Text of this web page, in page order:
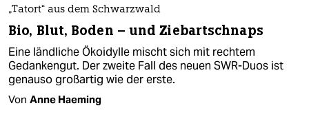
„Tatort“ aus dem Schwarzwald
Bio, Blut, Boden – und Ziebartschnaps
Eine ländliche Ökoidylle mischt sich mit rechtem
Gedankengut. Der zweite Fall des neuen SWR-Duos ist
genauso großartig wie der erste.
Von Anne Haeming